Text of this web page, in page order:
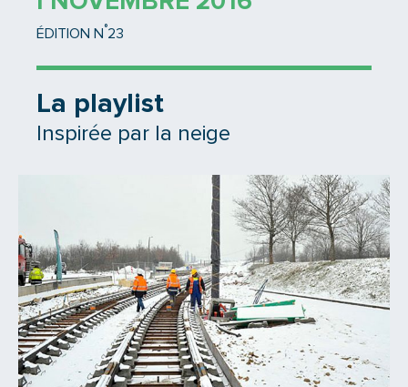
ÉDITION N °23
La playlist
Inspirée par la neige